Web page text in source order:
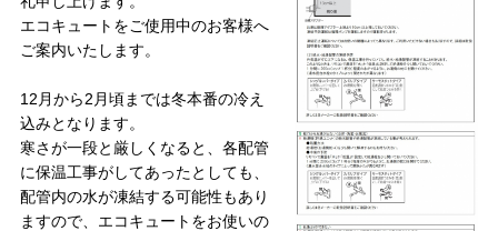
エコキュートをご使用中のお客様へ
ご案内いたします。
12月から2月頃までは冬本番の冷え
込みとなります。
寒さが一段と厳しくなると、各配管
に保温工事がしてあったとしても、
配管内の水が凍結する可能性もあり
ますので、エコキュートをお使いの